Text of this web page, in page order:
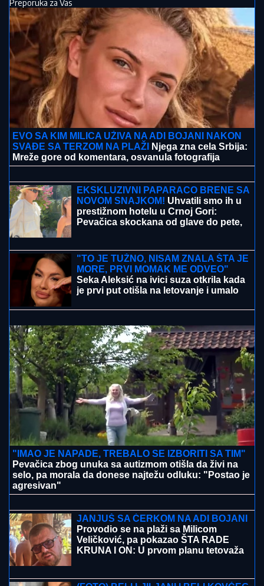
Preporuka za Vas
EVO SA KIM MILICA UŽIVA NA ADI BOJANI NAKON
SVAĐE SA TERZOM NA PLAŽI
Njega zna cela Srbija:
Mreže gore od komentara, osvanula fotografija
MAJKE (50) I SINA (20)Planirali
ubistvo Luke Bojovića?! Nađen
arsenal oružja, otkriven i PAKLENI
PLAN koji su skovali
prestižnom hotelu u Crnoj Gori:
Pevačica skockana od glave do pete,
Viktorova devojka bez šminke (VIDEO)
NAJVEĆA KUPOVINA REALA:Madriđani platili 125
miliona evra za fudbalsko čudo
"TO JE TUŽNO, NISAM ZNALA ŠTA JE
MORE, PRVI MOMAK ME ODVEO"
Seka Aleksić na ivici suza otkrila kada
je prvi put otišla na letovanje i umalo
DA NAM POMOGNE"Žena Ognjena
Amidžića zbog ćerke Lole unajmila
DADILJU IZ AZIJE, pa priznala sa čim
se suočavaju u domu! (FOTO)